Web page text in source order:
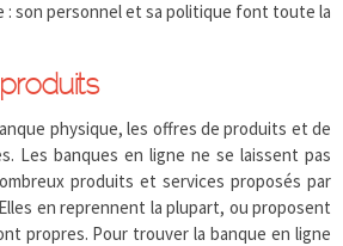
: son personnel et sa politique font toute la
physique, les offres de produits et de
Les banques en ligne ne se laissent pas
produits et services proposés par
en reprennent la plupart, ou proposent
propres. Pour trouver la banque en ligne